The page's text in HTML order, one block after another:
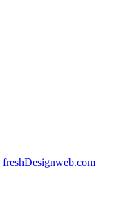
freshDesignweb.com